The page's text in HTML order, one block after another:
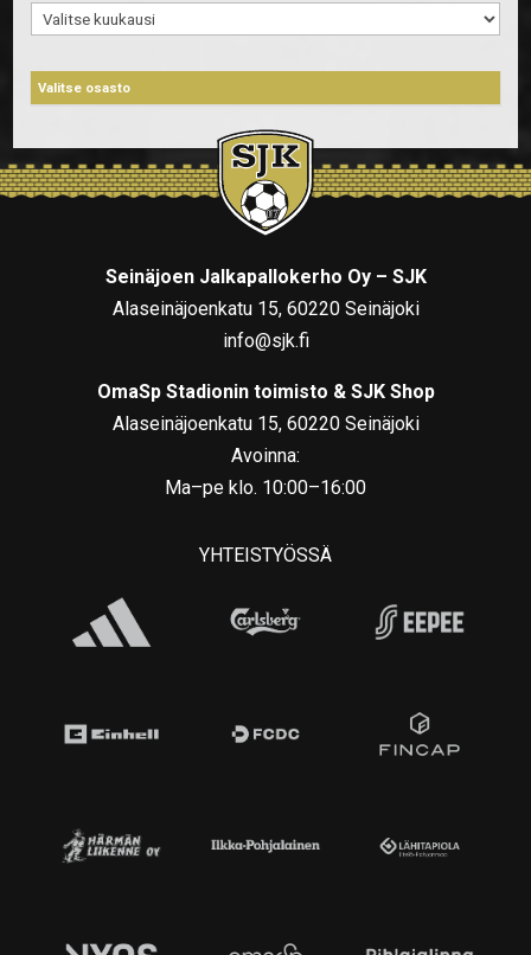
Arkistot
Seinäjoen Jalkapallokerho Oy – SJK
Alaseinäjoenkatu 15, 60220 Seinäjoki
info@sjk.fi
OmaSp Stadionin toimisto & SJK Shop
Alaseinäjoenkatu 15, 60220 Seinäjoki
Avoinna:
Ma–pe klo. 10:00–16:00
YHTEISTYÖSSÄ